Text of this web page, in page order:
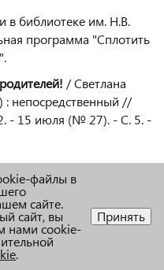
в библиотеке им. Н.В.
программа "Сплотить
/ Светлана
: непосредственный //
- 15 июля (№ 27). - С. 5. -
прошел цикл
семьи, любви и
вместе с нами!/
(визуальный) :
сормович. - 2022. - 8
файлы в
сайте.
сайт, вы
нами cookie-
.
Принять